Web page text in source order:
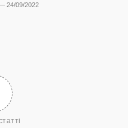
24/09/2022